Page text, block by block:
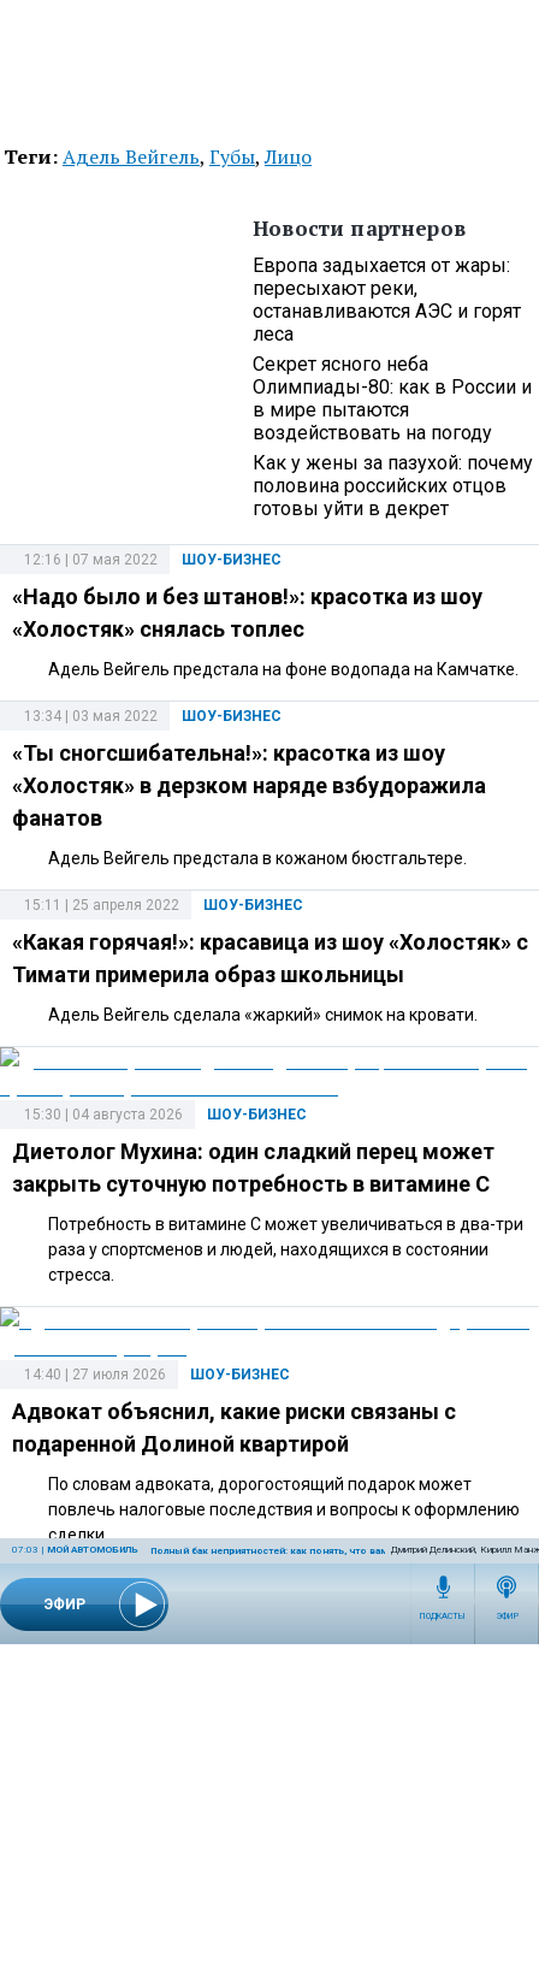
ЭФИР
07:03 | МОЙ АВТОМОБИЛЬ Полный бак неприятностей: как понять, что вам залили плохой бензин и что
Дмитрий Делинский, Кирилл
ПОДКАСТЫ ЭФИР
Теги:Адель Вейгель, Губы,Лицо
Новости партнеров
Европа задыхается от жары:
пересыхают реки,
останавливаются АЭС и горят
леса
Секрет ясного неба
Олимпиады-80: как в России и
в мире пытаются
воздействовать на погоду
Как у жены за пазухой: почему
половина российских отцов
готовы уйти в декрет
ШОУ-БИЗНЕС
12:16 | 07 мая 2022
«Надо было и без штанов!»: красотка из шоу
«Холостяк» снялась топлес
Адель Вейгель предстала на фоне водопада на Камчатке.
ШОУ-БИЗНЕС
13:34 | 03 мая 2022
«Ты сногсшибательна!»: красотка из шоу
«Холостяк» в дерзком наряде взбудоражила
фанатов
Адель Вейгель предстала в кожаном бюстгальтере.
ШОУ-БИЗНЕС
15:11 | 25 апреля 2022
«Какая горячая!»: красавица из шоу «Холостяк» с
Тимати примерила образ школьницы
Адель Вейгель сделала «жаркий» снимок на кровати.
ШОУ-БИЗНЕС
15:30 | 04 августа 2026
Диетолог Мухина: один сладкий перец может
закрыть суточную потребность в витамине C
Потребность в витамине C может увеличиваться в два-три
раза у спортсменов и людей, находящихся в состоянии
стресса.
ШОУ-БИЗНЕС
14:40 | 27 июля 2026
Адвокат объяснил, какие риски связаны с
подаренной Долиной квартирой
По словам адвоката, дорогостоящий подарок может
повлечь налоговые последствия и вопросы к оформлению
сделки.
10:00 | 25 июля 2026